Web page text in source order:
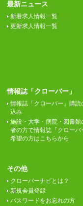
最新ニュース
新着求人情報一覧
更新求人情報一覧
情報誌「クローバー」
情報誌「クローバー」購読
込み
施設・大学・病院・図書館
者の方で情報誌「クローバ
希望の方はこちらから
その他
クローバーナビとは？
新規会員登録
パスワードをお忘れの方